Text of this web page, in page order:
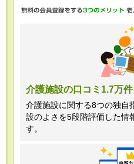
最適なご回答ができ
・当ホームページで
調査のためクッキー
が、これによる個人
行っておりません。
株式会社クリエイタ
介護施設の口コミ1.7万件
介護施設に関する8つの独自
設のよさを5段階評価した情
す。